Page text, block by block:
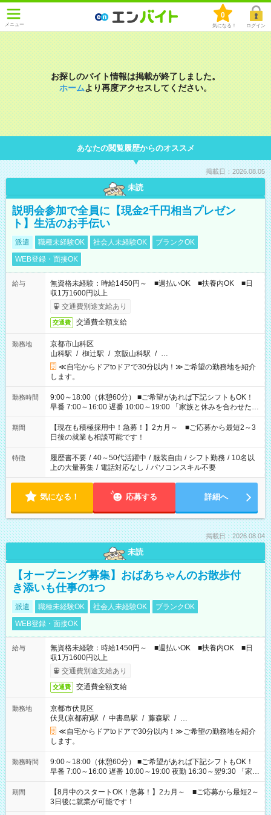
メニュー
0
気になる！ ログイン
お探しのバイト情報は掲載が終了しました。
ホームより再度アクセスしてください。
あなたの閲覧履歴からのオススメ
掲載日：2026.08.05
未読
説明会参加で全員に【現金2千円相当プレゼン
ト】生活のお手伝い
派遣 職種未経験OK 社会人未経験OK
ブランクOK
WEB登録・面接OK
給与
無資格未経験：時給1450円～ ■週払いOK ■扶養内OK ■日
収1万1600円以上
交通費別途支給あり
交通費 交通費全額支給
勤務地
京都市山科区
山科駅 / 椥辻駅 / 京阪山科駅 / …
≪自宅からドアtoドアで30分以内！≫ご希望の勤務地を紹介
します。
勤務時間
9:00～18:00（休憩60分） ■ご希望があれば下記シフトもOK！
早番 7:00～16:00 遅番 10:00～19:00 「家族と休みを合わせた
い」 「余裕を持って夕飯の準備がしたい」 「できれば残業はし
たくない」 など、ご希望を教えてくださいね。 ※Wワーク希望
の方へ 今ご覧のお仕事で希望する勤務時間と、もう1つのお仕事
の勤務時間。 合計で週40時間を超える場合は応募できません。
期間
【現在も積極採用中！急募！】2カ月～ ■ご応募から最短2～3
日後の就業も相談可能です！
特徴 履歴書不要 / 40～50代活躍中 / 服装自由 / シフト勤務 / 10名以
上の大量募集 / 電話対応なし / パソコンスキル不要
気になる！ 応募する 詳細へ
掲載日：2026.08.04
未読
【オープニング募集】おばあちゃんのお散歩付
き添いも仕事の1つ
派遣 職種未経験OK 社会人未経験OK
ブランクOK
WEB登録・面接OK
給与
無資格未経験：時給1450円～ ■週払いOK ■扶養内OK ■日
収1万1600円以上
交通費別途支給あり
交通費 交通費全額支給
勤務地
京都市伏見区
伏見(京都府)駅 / 中書島駅 / 藤森駅 / …
≪自宅からドアtoドアで30分以内！≫ご希望の勤務地を紹介
します。
勤務時間
9:00～18:00（休憩60分） ■ご希望があれば下記シフトもOK！
早番 7:00～16:00 遅番 10:00～19:00 夜勤 16:30～翌9:30 「家族
と休みを合わせたい」 「余裕を持って夕飯の準備がしたい」
「できれば残業はしたくない」 など、ご希望を教えてください
ね。 ※Wワーク希望の方へ 今ご覧のお仕事で希望する勤務時間
と、もう1つのお仕事の勤務時間。 合計で週40時間を超える場
期間
【8月中のスタートOK！急募！】2カ月～ ■ご応募から最短2～
3日後に就業が可能です！